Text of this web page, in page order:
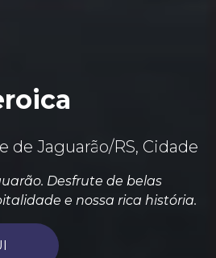
de Jaguarão/RS, Cidade
Desfrute de belas
e nossa rica história.